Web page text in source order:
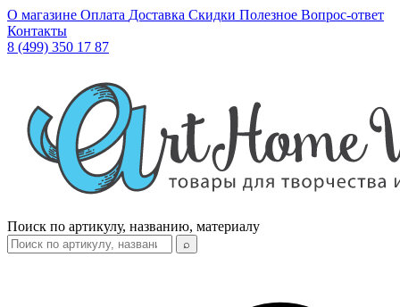
О магазине Оплата Доставка Скидки Полезное Вопрос-ответ
Контакты
8 (499) 350 17 87
Поиск по артикулу, названию, материалу
⌕